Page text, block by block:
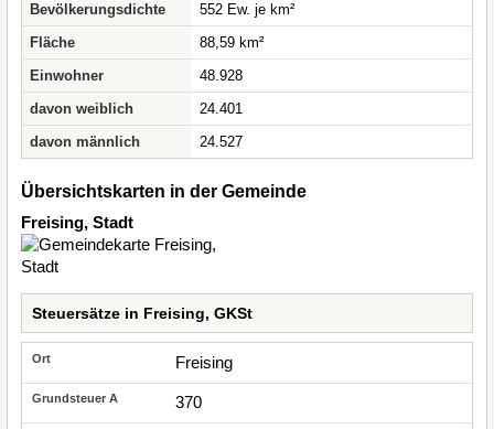
Bevölkerungsdichte
552 Ew. je km²
Fläche
88,59 km²
Einwohner
48.928
davon weiblich
24.401
davon männlich
24.527
Übersichtskarten in der Gemeinde
Freising, Stadt
Steuersätze in Freising, GKSt
Freising
370